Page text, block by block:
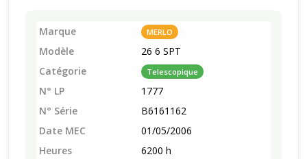
Marque MERLO
Modèle
26 6 SPT
Catégorie
Telescopique
N° LP
1777
N° Série
B6161162
Date MEC
01/05/2006
Heures
6200 h